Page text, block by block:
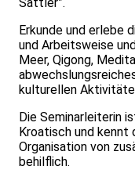
Sattler”.
Erkunde und erlebe
und Arbeitsweise
Meer, Qigong,
kulturellen
Die Seminarleiterin
Kroatisch und kennt
Organisation von
behilflich.